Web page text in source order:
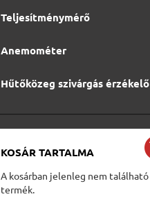
Teljesítménymérő
Anemométer
Hűtőközeg szivárgás érzékelő
KOSÁR TARTALMA
A kosárban jelenleg nem található
termék.